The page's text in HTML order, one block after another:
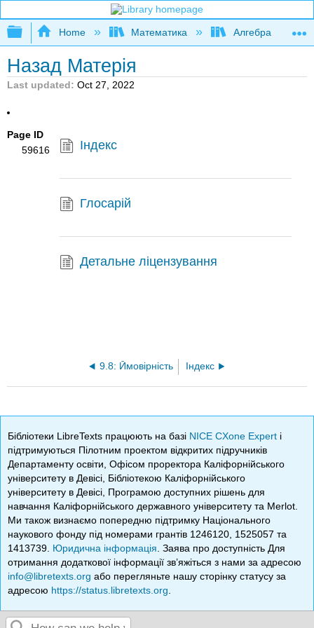
Expand/collapse global hierarchy
Home Математика Алгебра
Назад Матерія
Last updated Oct 27, 2022
Page ID
59616
Індекс
Глосарій
Детальне ліцензування
9.8: Ймовірність Індекс
Бібліотеки LibreTexts працюють на базі NICE CXone Expert і
підтримуються Пілотним проектом відкритих підручників
Департаменту освіти, Офісом проректора Каліфорнійського
університету в Девісі, Бібліотекою Каліфорнійського
університету в Девісі, Програмою доступних рішень для
навчання Каліфорнійського державного університету та Merlot.
Ми також визнаємо попередню підтримку Національного
наукового фонду під номерами грантів 1246120, 1525057 та
1413739. Юридична інформація . Заява про доступність Для
отримання додаткової інформації зв’яжіться з нами за адресою
info@libretexts.org або перегляньте нашу сторінку статусу за
адресою https://status.libretexts.org